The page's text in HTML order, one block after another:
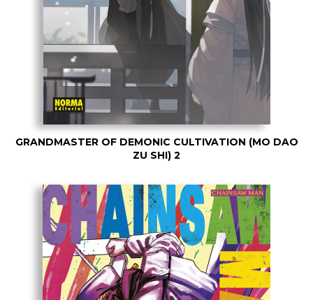
GRANDMASTER OF DEMONIC CULTIVATION (MO DAO
ZU SHI) 2